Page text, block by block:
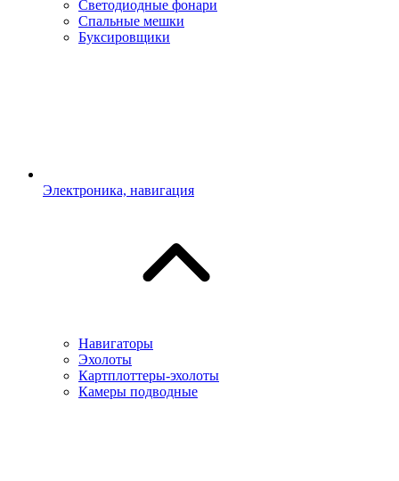
Светодиодные фонари
Спальные мешки
Буксировщики
Электроника, навигация
Навигаторы
Эхолоты
Картплоттеры-эхолоты
Камеры подводные